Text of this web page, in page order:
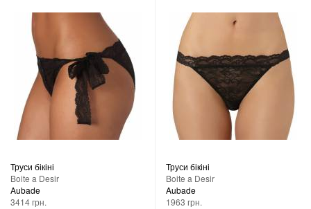
Труси бікіні
Boite a Desir
Aubade
3414 грн.
Труси бікіні
Boite a Desir
Aubade
1963 грн.